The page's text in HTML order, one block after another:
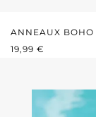
ANNEAUX
PRIX
19,99 €